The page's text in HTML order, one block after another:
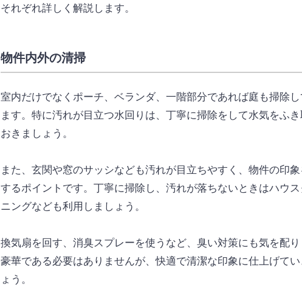
それぞれ詳しく解説します。
物件内外の清掃
室内だけでなくポーチ、ベランダ、一階部分であれば庭も掃除
ます。特に汚れが目立つ水回りは、丁寧に掃除をして水気をふ
おきましょう。
また、玄関や窓のサッシなども汚れが目立ちやすく、物件の印
するポイントです。丁寧に掃除し、汚れが落ちないときはハウ
ニングなども利用しましょう。
換気扇を回す、消臭スプレーを使うなど、臭い対策にも気を配
豪華である必要はありませんが、快適で清潔な印象に仕上げて
ょう。